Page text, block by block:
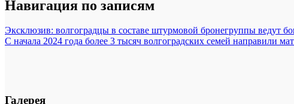
Навигация по записям
Эксклюзив: волгоградцы в составе штурмовой бронегруппы ведут
С начала 2024 года более 3 тысяч волгоградских семей направили
Галерея